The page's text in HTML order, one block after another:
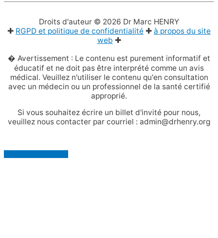
Droits d'auteur © 2026 Dr Marc HENRY
✚ RGPD et politique de confidentialité ✚ à propos du site
web ✚
� Avertissement : Le contenu est purement informatif et
éducatif et ne doit pas être interprété comme un avis
médical. Veuillez n'utiliser le contenu qu'en consultation
avec un médecin ou un professionnel de la santé certifié
approprié.
Si vous souhaitez écrire un billet d'invité pour nous,
veuillez nous contacter par courriel : admin@drhenry.org